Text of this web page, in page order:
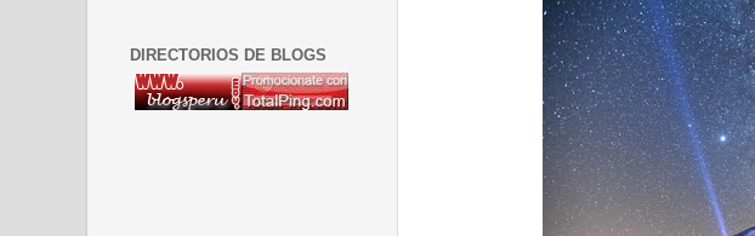
DIRECTORIOS DE BLOGS